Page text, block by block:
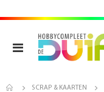
Toggle
SCRAP & KAARTEN